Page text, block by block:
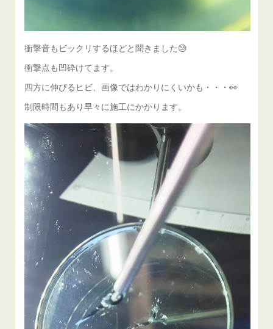
衝撃音もビックリするほどと聞きました😓
衝撃点も凹砕けてます。
四方に伸びるヒビ、画像ではわかりにくいかも・・・👀
制限時間もあり早々に施工にかかります。